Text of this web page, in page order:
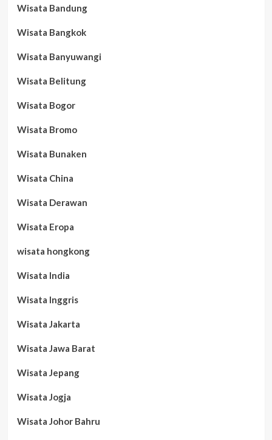
Wisata Bandung
Wisata Bangkok
Wisata Banyuwangi
Wisata Belitung
Wisata Bogor
Wisata Bromo
Wisata Bunaken
Wisata China
Wisata Derawan
Wisata Eropa
wisata hongkong
Wisata India
Wisata Inggris
Wisata Jakarta
Wisata Jawa Barat
Wisata Jepang
Wisata Jogja
Wisata Johor Bahru